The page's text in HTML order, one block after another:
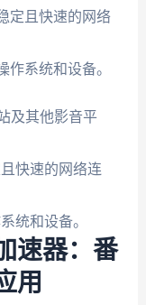
定且快速的网络
作系统和设备。
及其他影音平
快速的网络连
统和设备。
速器：番
用